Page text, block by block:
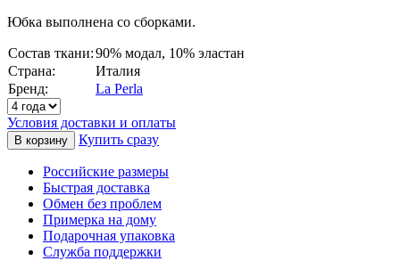
Юбка выполнена со сборками.
Состав ткани:90% модал, 10% эластан
Страна:
Италия
Бренд:
La Perla
Условия доставки и оплаты
Купить сразу
Российские размеры
Быстрая доставка
Обмен без проблем
Примерка на дому
Подарочная упаковка
Служба поддержки